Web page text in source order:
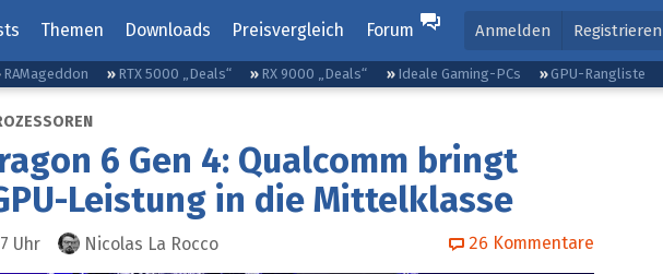
Themen Downloads Preisvergleich Forum Anmelden Registrieren
RAMageddon RTX 5000 „Deals“ RX 9000 „Deals“ Ideale Gaming-PCs GPU-Rangliste
6 Gen 4: Qualcomm bringt
Leistung in die Mittelklasse
Uhr Nicolas La Rocco 26 Kommentare